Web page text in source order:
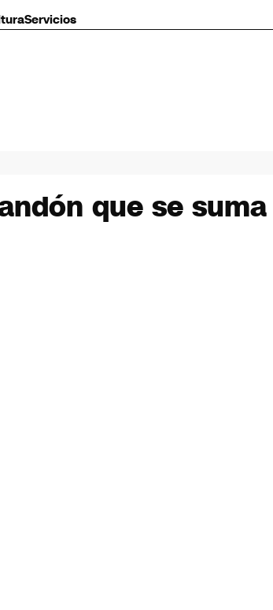
Servicios
que se